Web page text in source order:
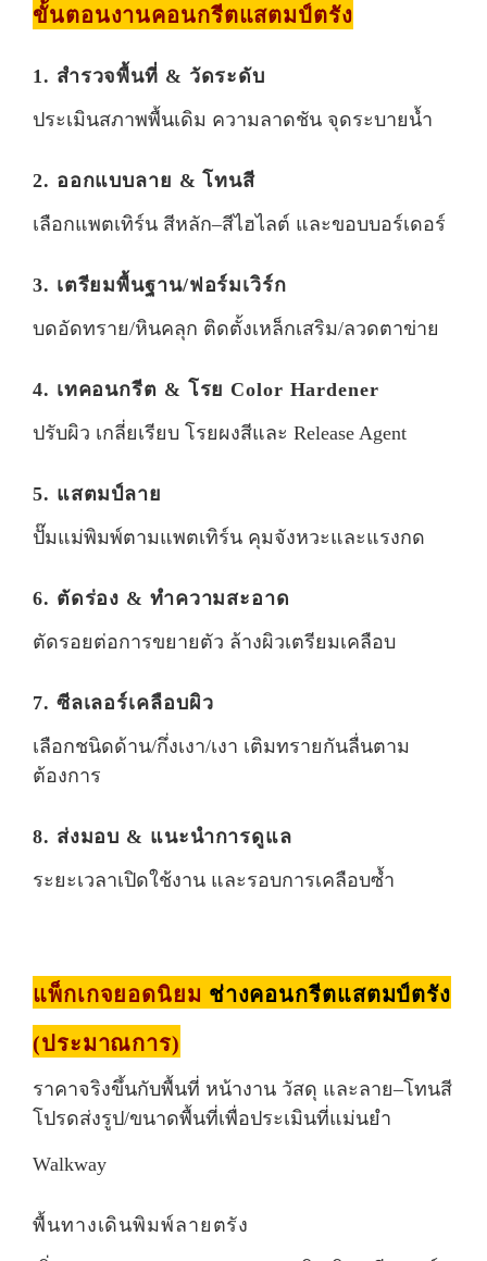
ขั้นตอนงานคอนกรีตแสตมป์ตรัง
1. สำรวจพื้นที่ & วัดระดับ
ประเมินสภาพพื้นเดิม ความลาดชัน จุดระบายน้ำ
2. ออกแบบลาย & โทนสี
เลือกแพตเทิร์น สีหลัก–สีไฮไลต์ และขอบบอร์เดอร์
3. เตรียมพื้นฐาน/ฟอร์มเวิร์ก
บดอัดทราย/หินคลุก ติดตั้งเหล็กเสริม/ลวดตาข่าย
4. เทคอนกรีต & โรย Color Hardener
ปรับผิว เกลี่ยเรียบ โรยผงสีและ Release Agent
5. แสตมป์ลาย
ปั๊มแม่พิมพ์ตามแพตเทิร์น คุมจังหวะและแรงกด
6. ตัดร่อง & ทำความสะอาด
ตัดรอยต่อการขยายตัว ล้างผิวเตรียมเคลือบ
7. ซีลเลอร์เคลือบผิว
เลือกชนิดด้าน/กึ่งเงา/เงา เติมทรายกันลื่นตาม
ต้องการ
8. ส่งมอบ & แนะนำการดูแล
ระยะเวลาเปิดใช้งาน และรอบการเคลือบซ้ำ
แพ็กเกจยอดนิยม ช่างคอนกรีตแสตมป์ตรัง
(ประมาณการ)
ราคาจริงขึ้นกับพื้นที่ หน้างาน วัสดุ และลาย–โทนสี
โปรดส่งรูป/ขนาดพื้นที่เพื่อประเมินที่แม่นยำ
Walkway
พื้นทางเดินพิมพ์ลายตรัง